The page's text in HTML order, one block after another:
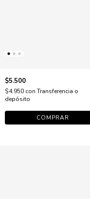
$5.500
$4.950 con Transferencia o
depósito
COMPRAR